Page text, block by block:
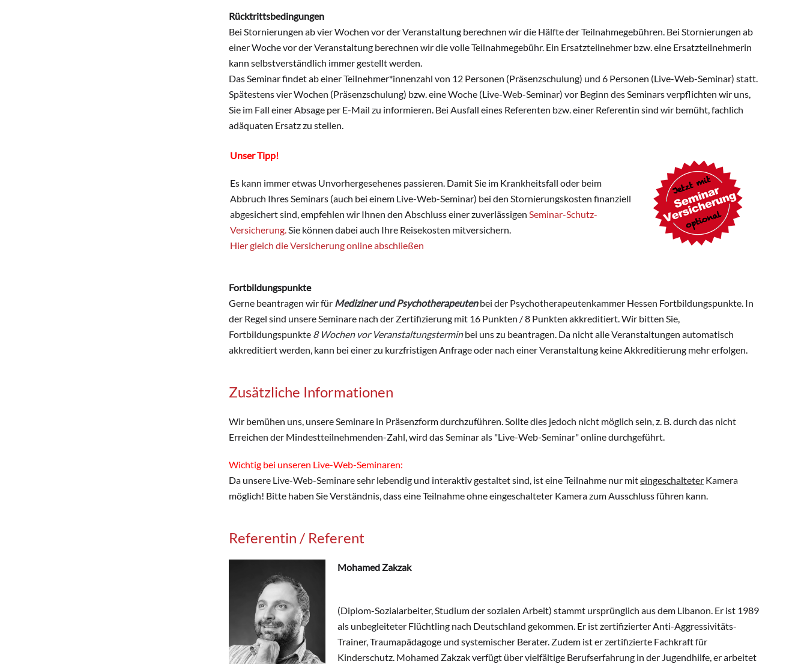
Rücktrittsbedingungen
Bei Stornierungen ab vier Wochen vor der Veranstaltung berechnen wir die Hälfte der Teilnahmegebühren. Bei Stornierungen ab
einer Woche vor der Veranstaltung berechnen wir die volle Teilnahmegebühr. Ein Ersatzteilnehmer bzw. eine Ersatzteilnehmerin
kann selbstverständlich immer gestellt werden.
Das Seminar findet ab einer Teilnehmer*innenzahl von 12 Personen (Präsenzschulung) und 6 Personen (Live-Web-Seminar) statt.
Spätestens vier Wochen (Präsenzschulung) bzw. eine Woche (Live-Web-Seminar) vor Beginn des Seminars verpflichten wir uns,
Sie im Fall einer Absage per E-Mail zu informieren. Bei Ausfall eines Referenten bzw. einer Referentin sind wir bemüht, fachlich
adäquaten Ersatz zu stellen.
Unser Tipp!
Es kann immer etwas Unvorhergesehenes passieren. Damit Sie im Krankheitsfall oder beim
Abbruch Ihres Seminars (auch bei einem Live-Web-Seminar) bei den Stornierungskosten finanziell
abgesichert sind, empfehlen wir Ihnen den Abschluss einer zuverlässigen Seminar-Schutz-
Versicherung.Sie können dabei auch Ihre Reisekosten mitversichern.
Hier gleich die Versicherung online abschließen
Fortbildungspunkte
Gerne beantragen wir für Mediziner und Psychotherapeutenbei der Psychotherapeutenkammer Hessen Fortbildungspunkte. In
der Regel sind unsere Seminare nach der Zertifizierung mit 16 Punkten / 8 Punkten akkreditiert. Wir bitten Sie,
Fortbildungspunkte 8 Wochen vor Veranstaltungsterminbei uns zu beantragen. Da nicht alle Veranstaltungen automatisch
akkreditiert werden, kann bei einer zu kurzfristigen Anfrage oder nach einer Veranstaltung keine Akkreditierung mehr erfolgen.
Zusätzliche Informationen
Wir bemühen uns, unsere Seminare in Präsenzform durchzuführen. Sollte dies jedoch nicht möglich sein, z. B. durch das nicht
Erreichen der Mindestteilnehmenden-Zahl, wird das Seminar als "Live-Web-Seminar" online durchgeführt.
Wichtig bei unseren Live-Web-Seminaren:
Da unsere Live-Web-Seminare sehr lebendig und interaktiv gestaltet sind, ist eine Teilnahme nur miteingeschalteter Kamera
möglich! Bitte haben Sie Verständnis, dass eine Teilnahme ohne eingeschalteter Kamera zum Ausschluss führen kann.
Referentin / Referent
Mohamed Zakzak
(Diplom-Sozialarbeiter, Studium der sozialen Arbeit) stammt ursprünglich aus dem Libanon. Er ist 1989
als unbegleiteter Flüchtling nach Deutschland gekommen. Er ist zertifizierter Anti-Aggressivitäts-
Trainer, Traumapädagoge und systemischer Berater. Zudem ist er zertifizierte Fachkraft für
Kinderschutz. Mohamed Zakzak verfügt über vielfältige Berufserfahrung in der Jugendhilfe, er arbeitet